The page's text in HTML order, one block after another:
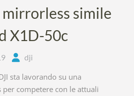
simile
X1D-50c
dji
sta lavorando su una
competere con le attuali